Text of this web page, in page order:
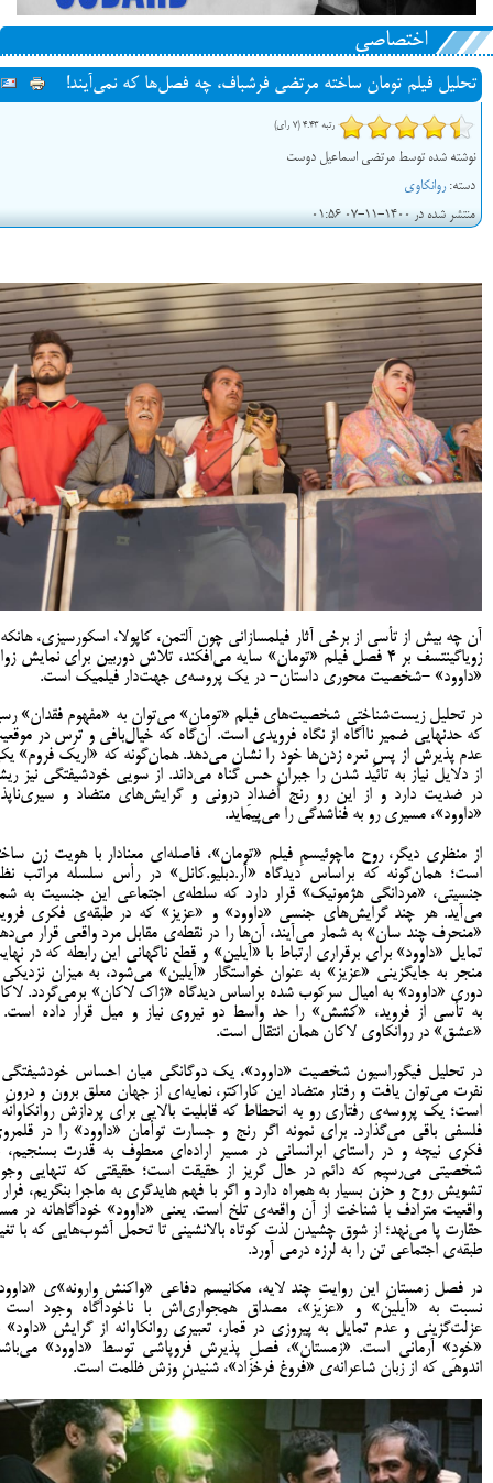
اختصاصی
تحلیل فیلم تومان ساخته مرتضی فرشباف، چه فصل‌ها که نمی‌آیند!
رتبه 4.43 (7 رای)
نوشته شده توسط مرتضی اسماعیل دوست
دسته:روانکاوی
منتشر شده در 1400-11-07 01:56
آن چه بیش از تأسی از برخی آثار فیلمسازانی چون آلتمن، کاپولا، اسکورسیزی،
زویاگینتسف بر 4 فصل فیلم «تومان» سایه می‌افکند، تلاش دوربین برای نمایش
«داوود» -شخصیت محوری داستان- در یک پروسه‌ی جهت‌دار فیلمیک است.
در تحلیل زیست‌شناختی شخصیت‌های فیلم «تومان» می‌توان به «مفهوم فقدان»
که حد‌نهایی ضمیر ناآگاه از نگاه فرویدی است. آن‌گاه که خیال‌بافی و ترس در
عدم پذیرش از پسِ نعره زدن‌ها خود را نشان می‌دهد. همان‌گونه که «اریک فروم»
از دلایل نیاز به تائید شدن را جبرانِ حس گناه می‌داند. از سویی خودشیفتگی نیز
در ضدیت دارد و از این رو رنج اضدادِ درونی و گرایش‌های متضاد و
«داوود»، مسیری رو به فناشدگی را می‌پیماید.
از منظری دیگر، روح ماچوئیسمِ فیلم «تومان»، فاصله‌‌ای معنادار با هویت زن
است؛ همان‌گونه که براساس دیدگاه «آر.دبلیو.کانل» در رأس سلسله مراتب
جنسیتی، «مردانگی هژمونیک» قرار دارد که سلطه‌ی اجتماعی این جنسیت به
می‌آید. هر چند گرایش‌های جنسی «داوود» و «عزیز» که در طبقه‌ی فکری
«منحرف چند‌ سان» به شمار می‌آیند، آن‌ها را در نقطه‌ی مقابل مرد‌ واقعی قرار
تمایل «داوود» برای برقراری ارتباط با «آیلین» و قطع ناگهانی این رابطه که در
منجر به جایگزینی «عزیز» به عنوان خواستگار «آیلین» می‌شود، به میزان
دوری «داوود» به امیال سرکوب شده براساس دیدگاه «ژاک لاکان» برمی‌گردد.
به تأسی از فروید، «کشش» را حد واسط دو نیروی نیاز و میل قرار داده
«عشق» در روانکاوی لاکان همان انتقال است.
در تحلیل فیگوراسیون شخصیت «داوود»، یک دوگانگی میان احساس
نفرت می‌توان یافت و رفتار متضاد این کاراکتر، نمایه‌ای از جهان معلق برون و درونِ
است؛ یک پروسه‌ی رفتاری رو به انحطاط که قابلیت بالایی برای پردازش
فلسفی باقی می‌گذارد. برای نمونه اگر رنج و جسارت توأمان «داوود» را در
فکری نیچه و در راستای ابرانسانی در مسیر اراده‌ای معطوف به قدرت بسنجیم،
شخصیتی می‌رسیم که دائم در حال گریز از حقیقت است؛ حقیقتی که تنهایی
تشویش روح و حُزن بسیار به همراه دارد و اگر با فهم هایدگری به ماجرا بنگریم، فرار
واقعیت مترادف با شناخت از آن واقعه‌ی تلخ است. یعنی «داوود» خودآگاهانه در
حقارت پا می‌نهد؛ از شوق چشیدن لذت کوتاه بالانشینی تا تحمل آشوب‌هایی که با
طبقه‌ی اجتماعی تن را به لرزه درمی آورد.
در فصل زمستانِ این روایتِ چند لایه، مکانیسم دفاعی «واکنش وارونه»ی
نسبت به «آیلین» و «عزیز»، مصداق همجواری‌اش با ناخودآگاه وجود
عزلت‌گزینی و عدم تمایل به پیروزی در قمار، تعبیری روانکاوانه از گرایش «داود»
«خودِ» آرمانی است. «زمستان»، فصلِ پذیرش فروپاشی توسط «داوود»
اندوهی که از زبان شاعرانه‌ی «فروغ‌ فرخزاد»، شنیدنِ وزش ظلمت است.